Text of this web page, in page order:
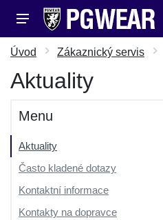
Úvod Zákaznický servis
Aktuality
Menu
Aktuality
Často kladené dotazy
Kontaktní informace
Kontakty na dopravce